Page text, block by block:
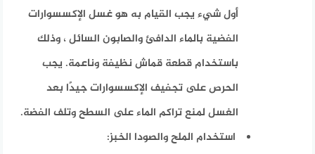
أول شيء يجب القيام به هو غسل الإكسسوارات
الفضية بالماء الدافئ والصابون السائل ، وذلك
باستخدام قطعة قماش نظيفة وناعمة. يجب
الحرص على تجفيف الإكسسوارات جيدًا بعد
الغسل لمنع تراكم الماء على السطح وتلف الفضة.
استخدام الملح والصودا الخبز: